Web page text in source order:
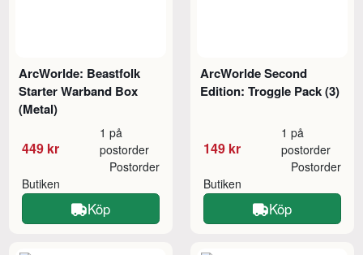
ArcWorlde: Beastfolk
Starter Warband Box
(Metal)
449 kr
1 på
postorder
Butiken
Postorder
Köp
ArcWorlde Second
Edition: Troggle Pack (3)
149 kr
1 på
postorder
Butiken
Postorder
Köp